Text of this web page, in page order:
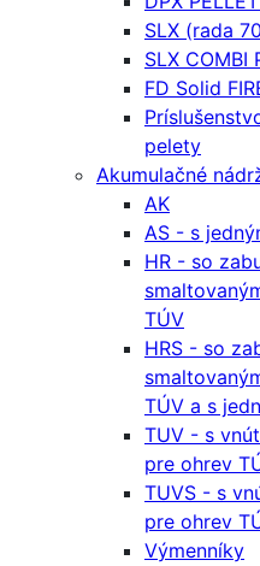
SLX (rada
SLX COMBI
FD Solid
pelety
Akumulačné
AK
AS - s
HR - so
TÚV
HRS - so
TÚV a s
TUV - s
pre ohrev
TUVS - s
pre ohrev
Výmenníky